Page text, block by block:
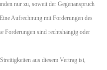
nur zu, soweit der Gegenanspruch
Aufrechnung mit Forderungen des
Forderungen sind rechtshängig oder
aus diesem Vertrag ist,